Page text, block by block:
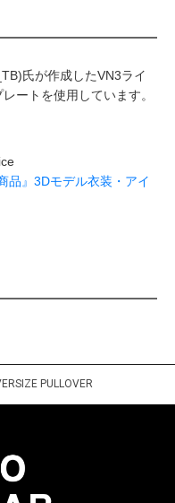
氏が作成したVN3ライ
ートを使用しています。
品』3Dモデル衣装・アイ
PULLOVER